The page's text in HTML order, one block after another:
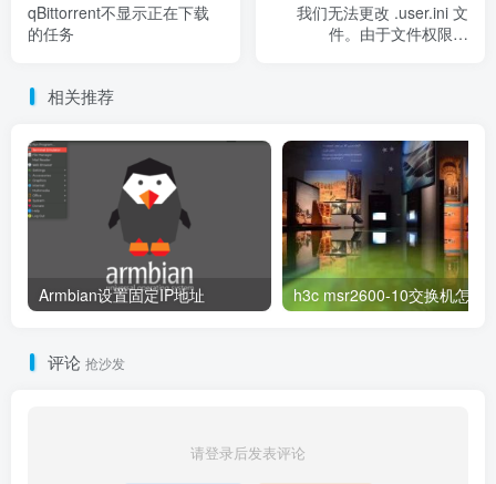
qBittorrent不显示正在下载
的任务
我们无法更改 .user.ini 文
件。由于文件权限问
相关推荐
Armbian设置固定IP地址
评论 抢沙发
请登录后发表评论